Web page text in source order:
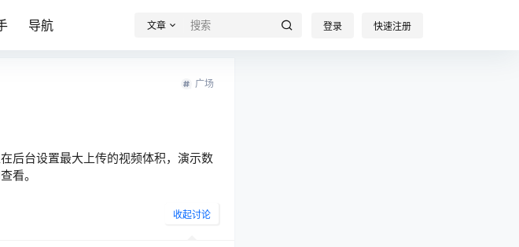
导航 文章 登录 快速注册
广场
后台设置最大上传的视频体积，演示数
看。
收起讨论